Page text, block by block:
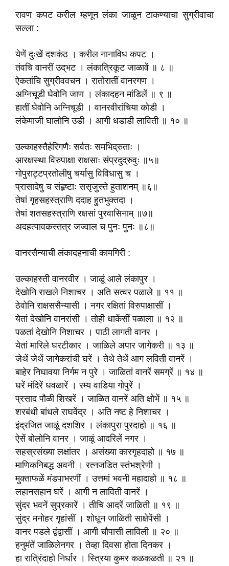
रावण कपट करील म्हणून लंका जाळून टाकण्याचा सुग्रीवाचा
सल्ला :
येणें दुःखें दशकंठ । करील नानाविध कपट ।
तंवचि वानरीं उद्‌भट । लंकात्रिकूट जाळावें ॥ ८ ॥
ऐकतांचि सुग्रीववचन । रातोरातीं वानरगण ।
अग्निचूडी घेवोनि जाण । लंकादहन मांडिलें ॥ ९ ॥
हातीं घेवोनि अग्निचूडी । वानरवीरांचिया कोडी ।
लंकेमाजी घालोनि उडी । आगी धडाडी लाविती ॥ १० ॥
उल्काहस्तैर्हरिगणैः सर्वतः समभिद्रुताः ।
आरक्षस्था विरुपाक्षा राक्षसाः संप्रदुद्रुवुः ॥५॥
गोपुराट्टप्रतोलीषु चर्यासु विविधासु च ।
प्रासादेषु च संहृष्टाः ससृजुस्ते हुताशनम् ॥६॥
तेषां गृहसहस्त्राणि ददाह हुतभुक्तदा ।
तेषां शतसहस्त्राणि रक्षसां पुरवासिनाम् ॥७॥
अदहत्पावकस्तत्र जज्वाल च पुनः पुनः ॥८॥
वानरसैन्याची लंकादहनाची कामगिरी :
उल्काहस्ती वानरवीर । जाळूं आले लंकापुर ।
देखोनि राखले निशाचर । अति सत्वर पळाले ॥ ११ ॥
ठेवोनि राक्षससैन्यासी । नगर रक्षितां विरुपाक्षासीं ।
येतां देखोनि वानरांसी । तोही धाकेंसीं पळाला ॥ १२ ॥
पळतां देखोनि निशाचर । पाठी लागती वानर ।
येतां मारिले घरटीकार । जाळिले अपार जागेकरी ॥ १३ ॥
जेथें जेथें जागेकरांची घरें । तेथे तेथें आग लविती वानरें ।
बाहेर निघावया निर्गम न पुरे । जाळितां वानरें समग्रें ॥ १४ ॥
घरें मंदिरें धवळारें । रम्य वाडिया गोपुरें ।
प्रसाद पौळी शिखरें । जाळित वानरें अति क्षोभें ॥ १५ ॥
शरबंधी बांधले राघवेंद्र । अति नष्ट हे निशाचर ।
इंद्रजित जाळूं दशशिर । लंकापुरा पुरदाहो ॥ १६ ॥
ऐसें बोलोनि वानर । जाळूं आदरिलें नगर ।
सहस्रसंख्या लक्षांतर । असंख्या कारगृहदाहो ॥ १७ ॥
माणिकनिबद्ध अवनी । रत्‍नजडित स्तंभश्रेणी ।
मुक्ताफळें मंडपाभरणीं । उत्तमां भवनी महादाहो ॥ १८ ॥
लहानसहान घरें । आगी न लाविती वानरें ।
सुंदर भवनें सुप्रकारें । तीचि आदरें जाळिती ॥ १९ ॥
सुंद्र मनोहर गृहांसीं । शोधून जाळिती साक्षेपेंसी ।
वानर पडले द्वंद्वासीं । आगी चौपासी लाविली ॥ २० ॥
हनुमंतें जाळिलेनगर । तेव्हा दिवसा होता दिनकर ।
हा रात्रिंदाहो निर्धार । स्त्रिया कुमर कळकळती ॥ २१ ॥